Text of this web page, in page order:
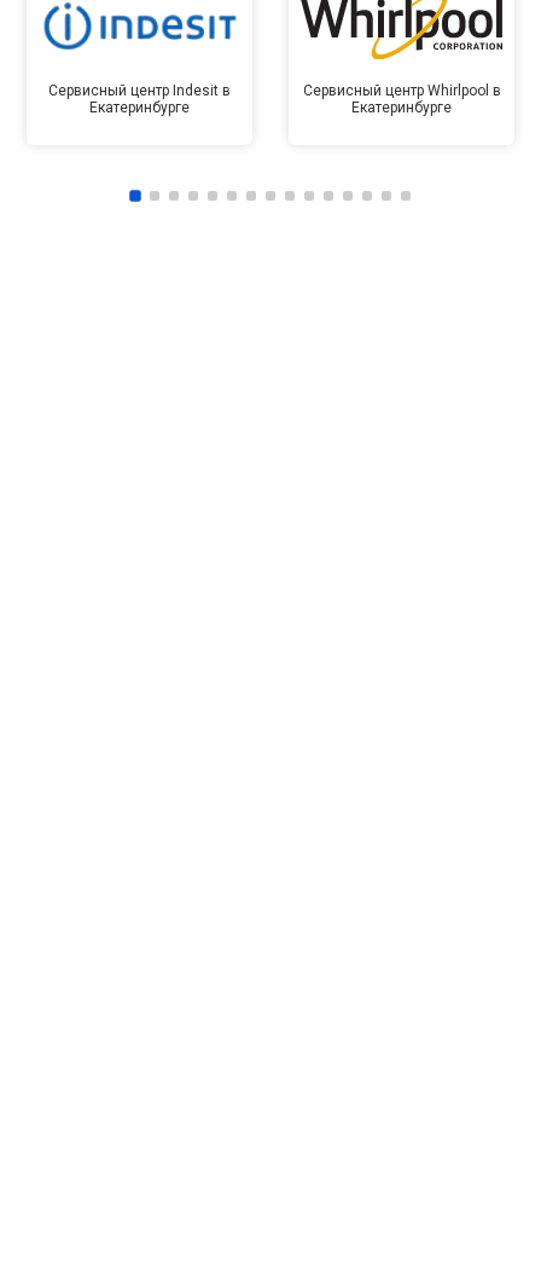
Сервисный центр Indesit в
Екатеринбурге
Сервисный центр Whirlpool в
Екатеринбурге